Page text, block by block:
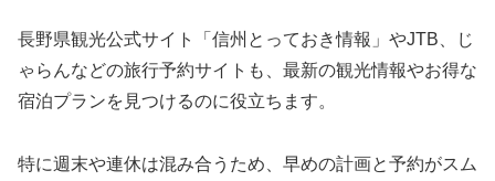
長野県観光公式サイト「信州とっておき情報」やJTB、じ
ゃらんなどの旅行予約サイトも、最新の観光情報やお得な
宿泊プランを見つけるのに役立ちます。
特に週末や連休は混み合うため、早めの計画と予約がスム